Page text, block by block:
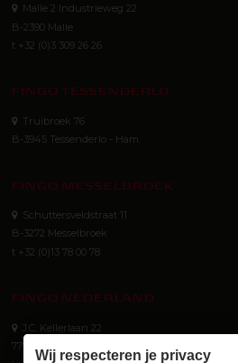
Malle 2 Industrieweg 22
B-2390 Malle
t +32 (0)3 309 26 26
FINGO TESSENDERLO
Truibroek 76
B-3945 Tessenderlo - Ham
FINGO MESSELBROEK
Schuttersveldstraat 11
B-3272 Messelbroek
t +32 (0)13 78 00 78
FINGO NEDERLAND
J.C. Kellerlaan 22
7772 SG Hardenberg (NL)
Wij respecteren je privacy